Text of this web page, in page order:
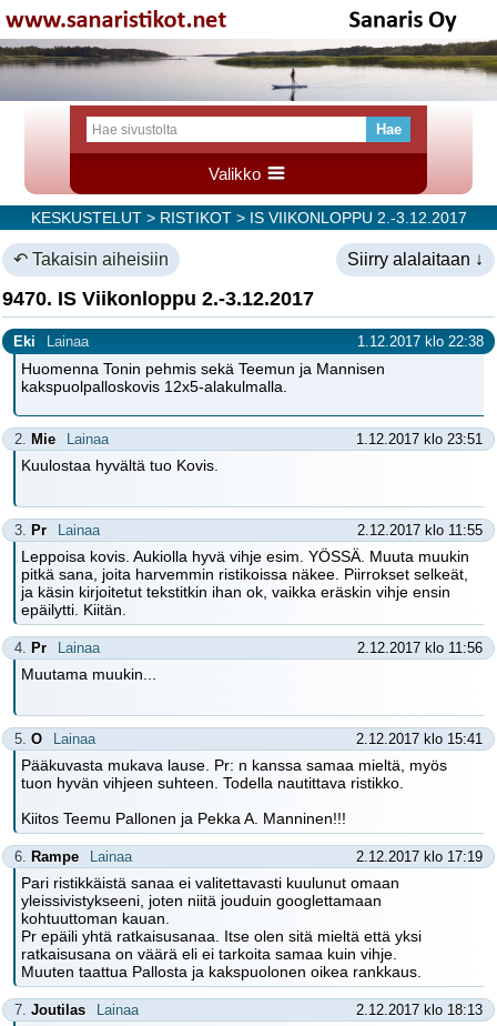
Valikko
KESKUSTELUT> RISTIKOT> IS VIIKONLOPPU 2.-3.12.2017
↶ Takaisin aiheisiin Siirry alalaitaan ↓
9470. IS Viikonloppu 2.-3.12.2017
Eki Lainaa 1.12.2017 klo 22:38
Huomenna Tonin pehmis sekä Teemun ja Mannisen
kakspuolpalloskovis 12x5-alakulmalla.
2. Mie Lainaa 1.12.2017 klo 23:51
Kuulostaa hyvältä tuo Kovis.
3. Pr Lainaa 2.12.2017 klo 11:55
Leppoisa kovis. Aukiolla hyvä vihje esim. YÖSSÄ. Muuta muukin
pitkä sana, joita harvemmin ristikoissa näkee. Piirrokset selkeät,
ja käsin kirjoitetut tekstitkin ihan ok, vaikka eräskin vihje ensin
epäilytti. Kiitän.
4. Pr Lainaa 2.12.2017 klo 11:56
Muutama muukin...
5. O Lainaa 2.12.2017 klo 15:41
Pääkuvasta mukava lause. Pr: n kanssa samaa mieltä, myös
tuon hyvän vihjeen suhteen. Todella nautittava ristikko.
Kiitos Teemu Pallonen ja Pekka A. Manninen!!!
6. Rampe Lainaa 2.12.2017 klo 17:19
Pari ristikkäistä sanaa ei valitettavasti kuulunut omaan
yleissivistykseeni, joten niitä jouduin googlettamaan
kohtuuttoman kauan.
Pr epäili yhtä ratkaisusanaa. Itse olen sitä mieltä että yksi
ratkaisusana on väärä eli ei tarkoita samaa kuin vihje.
Muuten taattua Pallosta ja kakspuolonen oikea rankkaus.
7. Joutilas Lainaa 2.12.2017 klo 18:13